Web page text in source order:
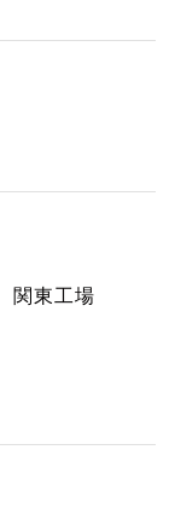
関東工場